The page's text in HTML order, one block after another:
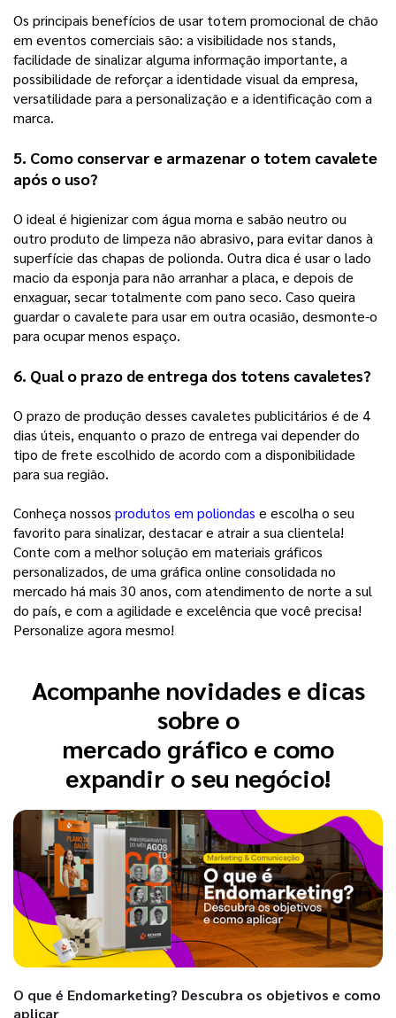
Os principais benefícios de usar totem promocional de chão
em eventos comerciais são: a visibilidade nos stands,
facilidade de sinalizar alguma informação importante, a
possibilidade de reforçar a identidade visual da empresa,
versatilidade para a personalização e a identificação com a
marca.
5. Como conservar e armazenar o totem cavalete
após o uso?
O ideal é higienizar com água morna e sabão neutro ou
outro produto de limpeza não abrasivo, para evitar danos à
superfície das chapas de polionda. Outra dica é usar o lado
macio da esponja para não arranhar a placa, e depois de
enxaguar, secar totalmente com pano seco. Caso queira
guardar o cavalete para usar em outra ocasião, desmonte-o
para ocupar menos espaço.
6. Qual o prazo de entrega dos totens cavaletes?
O prazo de produção desses cavaletes publicitários é de 4
dias úteis, enquanto o prazo de entrega vai depender do
tipo de frete escolhido de acordo com a disponibilidade
para sua região.
Conheça nossos produtos em poliondas e escolha o seu
favorito para sinalizar, destacar e atrair a sua clientela!
Conte com a melhor solução em materiais gráficos
personalizados, de uma gráfica online consolidada no
mercado há mais 30 anos, com atendimento de norte a sul
do país, e com a agilidade e excelência que você precisa!
Personalize agora mesmo!
Acompanhe novidades e dicas
sobre o
mercado gráfico e como
expandir o seu negócio!
O que é Endomarketing? Descubra os objetivos e como
aplicar